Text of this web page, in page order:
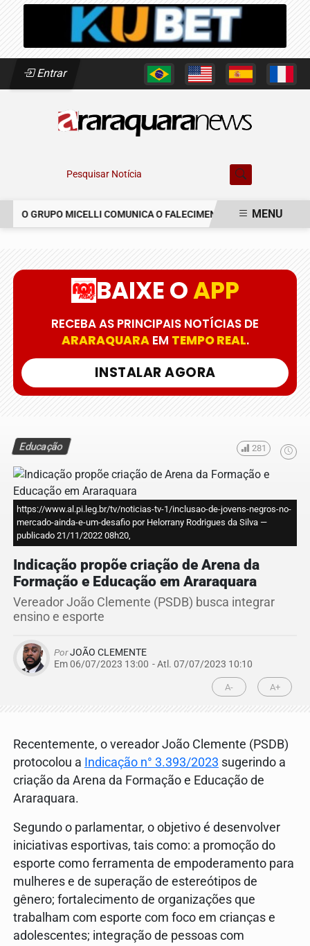
Entrar
Pesquisar Notícia
O GRUPO MICELLI COMUNICA O FALECIMENTO DO SR. JOSÉ
MENU
BAIXE OAPP
RECEBA AS PRINCIPAIS NOTÍCIAS DE
ARARAQUARAEM TEMPO REAL.
INSTALAR AGORA
Educação 281
https://www.al.pi.leg.br/tv/noticias-tv-1/inclusao-de-jovens-negros-no-
mercado-ainda-e-um-desafio por Helorrany Rodrigues da Silva —
publicado 21/11/2022 08h20,
Indicação propõe criação de Arena da
Formação e Educação em Araraquara
Vereador João Clemente (PSDB) busca integrar
ensino e esporte
PorJOÃO CLEMENTE
Em 06/07/2023 13:00 - Atl. 07/07/2023 10:10
A- A+
Recentemente, o vereador João Clemente (PSDB)
protocolou a Indicação n° 3.393/2023 sugerindo a
criação da Arena da Formação e Educação de
Araraquara.
Segundo o parlamentar, o objetivo é desenvolver
iniciativas esportivas, tais como: a promoção do
esporte como ferramenta de empoderamento para
mulheres e de superação de estereótipos de
gênero; fortalecimento de organizações que
trabalham com esporte com foco em crianças e
adolescentes; integração de pessoas com